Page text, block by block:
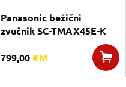
Panasonic bežični
zvučnik SC-TMAX45E-K
799,00 KM